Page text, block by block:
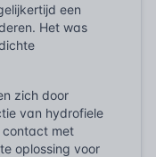
een
Het was
zich door
van hydrofiele
contact met
oplossing voor